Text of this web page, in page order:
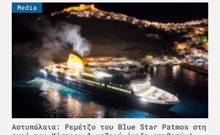
Media
Αστυπάλαια: Ρεμέτζο του Blue Star Patmos στη